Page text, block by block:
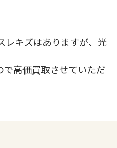
レキズはありますが、光
高価買取させていただ